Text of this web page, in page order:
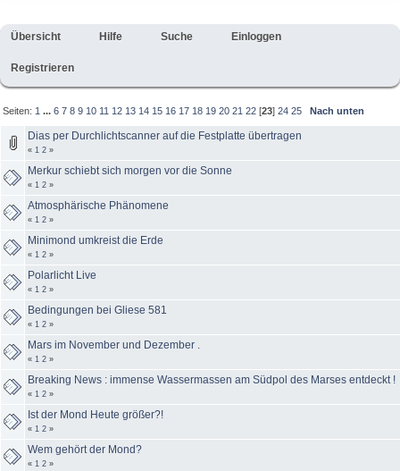
Übersicht Hilfe Suche Einloggen
Registrieren
Seiten: 1 ...6 7 8 9 10 11 12 13 14 15 16 17 18 19 20 21 22 [23]24 25 Nach unten
Dias per Durchlichtscanner auf die Festplatte übertragen
« 1 2 »
Merkur schiebt sich morgen vor die Sonne
« 1 2 »
Atmosphärische Phänomene
« 1 2 »
Minimond umkreist die Erde
« 1 2 »
Polarlicht Live
« 1 2 »
Bedingungen bei Gliese 581
« 1 2 »
Mars im November und Dezember .
« 1 2 »
Breaking News : immense Wassermassen am Südpol des Marses entdeckt !
« 1 2 »
Ist der Mond Heute größer?!
« 1 2 »
Wem gehört der Mond?
« 1 2 »